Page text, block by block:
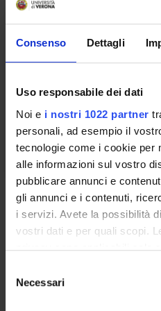
Consenso Dettagli
Uso responsabile dei dati
Noi e i nostri 1022 partner
personali, ad esempio il
tecnologie come i cookie per
alle informazioni sul vostro
pubblicare annunci e
gli annunci e i contenuti,
i servizi. Avete la possibilità
vostri dati e per quali scopi.
privacy sono applicabili solo
modificare o revocare il
momento dalla
Necessari
ecosostenibile
Crediti
1
Docenti
Roberto Fiammengo
Orario Lezioni
Obiettivi di
Il corso si propone di fornire
della sintesi organica
sostenibile. Le tematiche
retrosintetica nella